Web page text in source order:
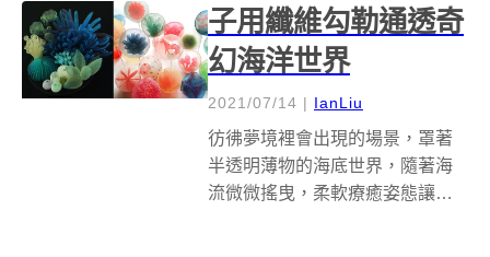
子用纖維勾勒通透奇
幻海洋世界
2021/07/14 | IanLiu
彷彿夢境裡會出現的場景，罩著
半透明薄物的海底世界，隨著海
流微微搖曳，柔軟療癒姿態讓人